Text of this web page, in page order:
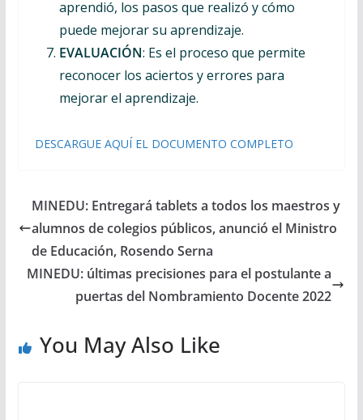
aprendió, los pasos que realizó y cómo
puede mejorar su aprendizaje.
EVALUACIÓN: Es el proceso que permite
reconocer los aciertos y errores para
mejorar el aprendizaje.
DESCARGUE AQUÍ EL DOCUMENTO COMPLETO
MINEDU: Entregará tablets a todos los maestros y
alumnos de colegios públicos, anunció el Ministro
de Educación, Rosendo Serna
MINEDU: últimas precisiones para el postulante a
puertas del Nombramiento Docente 2022
You May Also Like